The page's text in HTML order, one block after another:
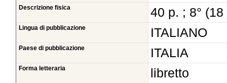
Descrizione fisica 40 p. ; 8° (18
Lingua di pubblicazione ITALIANO
Paese di pubblicazione ITALIA
Forma letteraria libretto